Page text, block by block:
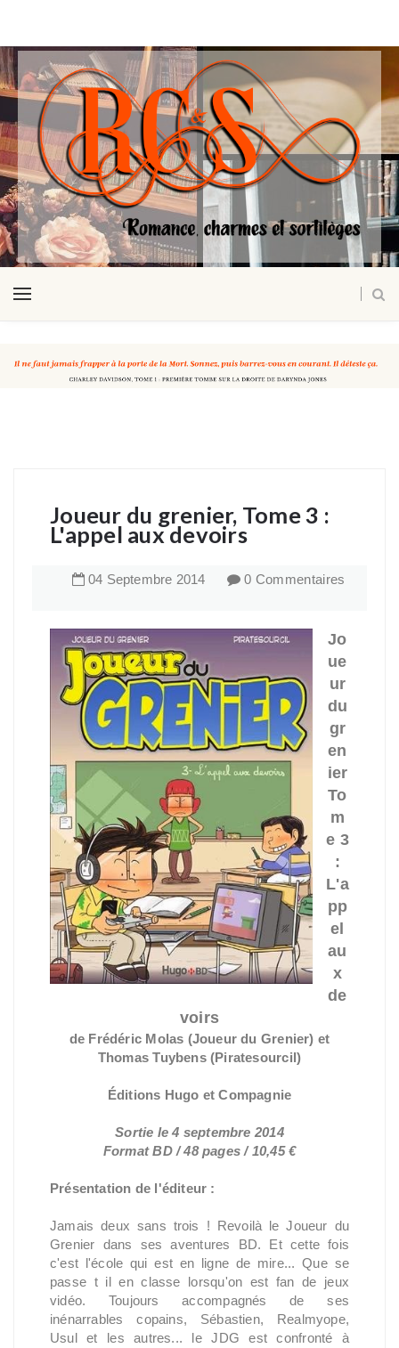
Joueur du grenier, Tome 3 :
L'appel aux devoirs
04 Septembre 2014 0 Commentaires
Jo
ue
ur
du
gr
en
ier
To
m
e 3
:
L'a
pp
el
au
x
de
voirs
de Frédéric Molas (Joueur du Grenier) et
Thomas Tuybens (Piratesourcil)
Éditions Hugo et Compagnie
Sortie le 4 septembre 2014
Format BD / 48 pages / 10,45 €
Présentation de l'éditeur :
Jamais deux sans trois ! Revoilà le Joueur du
Grenier dans ses aventures BD. Et cette fois
c'est l'école qui est en ligne de mire... Que se
passe t il en classe lorsqu'on est fan de jeux
vidéo. Toujours accompagnés de ses
inénarrables copains, Sébastien, Realmyope,
Usul et les autres... le JDG est confronté à